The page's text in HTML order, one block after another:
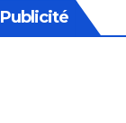
Publicité